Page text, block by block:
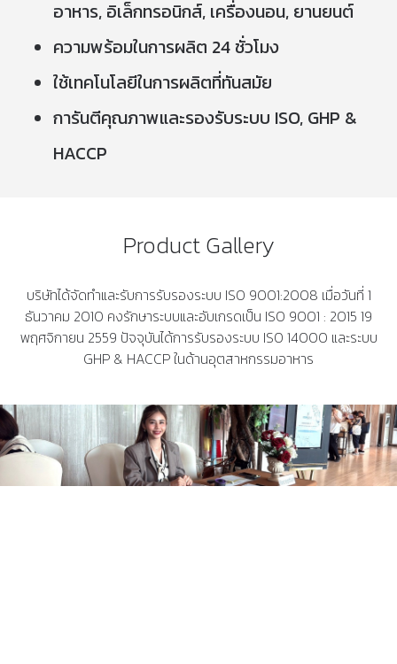
อาหาร, อิเล็กทรอนิกส์, เครื่องนอน, ยานยนต์
ความพร้อมในการผลิต 24 ชั่วโมง
ใช้เทคโนโลยีในการผลิตที่ทันสมัย
การันตีคุณภาพและรองรับระบบ ISO, GHP &
HACCP
Product Gallery
บริษัทได้จัดทำและรับการรับรองระบบ ISO 9001:2008 เมื่อวันที่ 1
ธันวาคม 2010 คงรักษาระบบและอับเกรดเป็น ISO 9001 : 2015 19
พฤศจิกายน 2559 ปัจจุบันได้การรับรองระบบ ISO 14000 และระบบ
GHP & HACCP ในด้านอุตสาหกรรมอาหาร